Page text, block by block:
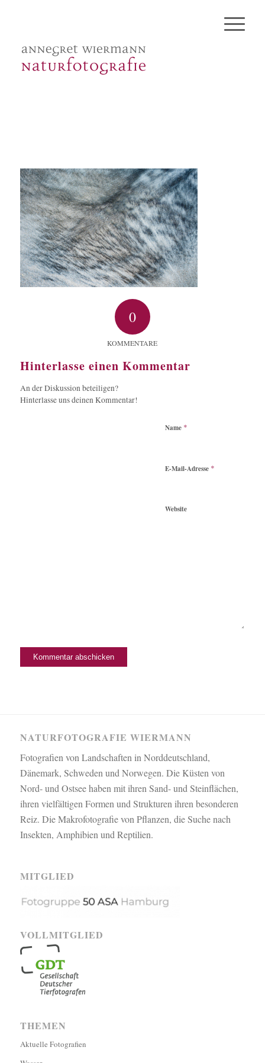
0
KOMMENTARE
Hinterlasse einen Kommentar
An der Diskussion beteiligen?
Hinterlasse uns deinen Kommentar!
Name *
E-Mail-Adresse *
Website
NATURFOTOGRAFIE WIERMANN
Fotografien von Landschaften in Norddeutschland,
Dänemark, Schweden und Norwegen. Die Küsten von
Nord- und Ostsee haben mit ihren Sand- und Steinflächen,
ihren vielfältigen Formen und Strukturen ihren besonderen
Reiz. Die Makrofotografie von Pflanzen, die Suche nach
Insekten, Amphibien und Reptilien.
MITGLIED
VOLLMITGLIED
THEMEN
Aktuelle Fotografien